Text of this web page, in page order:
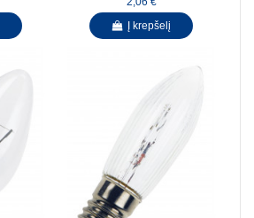
Į krepšelį